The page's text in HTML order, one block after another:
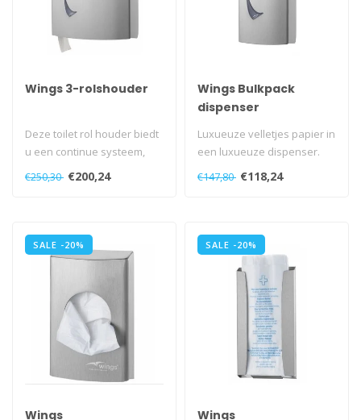
Wings 3-rolshouder
Deze toilet rol houder biedt
u een continue systeem,
€250,30 €200,24
Wings Bulkpack
dispenser
Luxueuze velletjes papier in
een luxueuze dispenser.
€147,80 €118,24
SALE -20%
Wings
SALE -20%
Wings